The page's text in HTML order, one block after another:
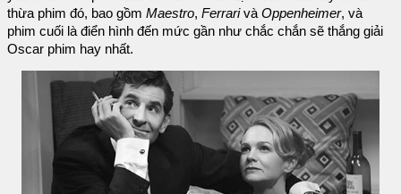
thừa phim đó, bao gồm Maestro, Ferrarivà Oppenheimer, và
phim cuối là điển hình đến mức gần như chắc chắn sẽ thắng giải
Oscar phim hay nhất.